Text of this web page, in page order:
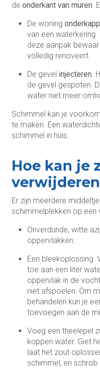
de onderkant van muren.
De woning
van een waterkering.
deze aanpak
volledig renoveert.
De gevel injecteren.
de gevel gespoten.
water niet meer
Schimmel kan je
te maken. Een
schimmel in huis.
Hoe kan je
Er zijn meerdere
schimmelplekken op een
Onverdunde, witte
oppervlakken.
Een bleekoplossing.
toe aan een liter
oppervlak in de
niet afspoelen. Om
behandelen kun je
toevoegen aan de
Voeg een theelepel
koppen water. Giet
laat het zout
schimmel, en